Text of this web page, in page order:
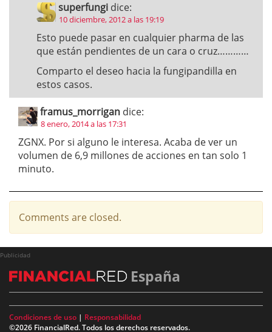
superfungi dice:
10 diciembre, 2012 a las 19:19
Esto puede pasar en cualquier pharma de las
que están pendientes de un cara o cruz…………
Comparto el deseo hacia la fungipandilla en
estos casos.
framus_morrigan dice:
8 enero, 2014 a las 17:31
ZGNX. Por si alguno le interesa. Acaba de ver un
volumen de 6,9 millones de acciones en tan solo 1
minuto.
Comments are closed.
Publicidad
España
Condiciones de uso | Responsabilidad
©2026 FinancialRed. Todos los derechos reservados.